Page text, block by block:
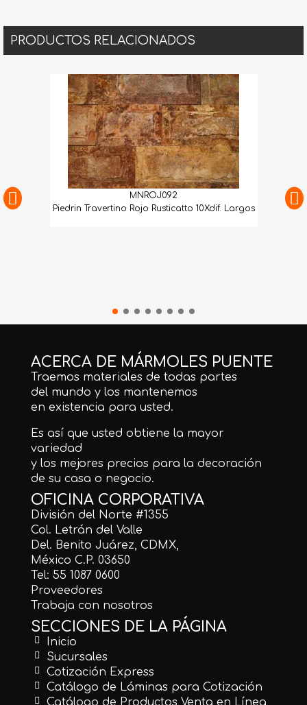
PRODUCTOS RELACIONADOS
MNROJ092
Piedrin Travertino Rojo Rusticatto 10Xdif. Largos
ACERCA DE MÁRMOLES PUENTE
Traemos materiales de todas partes
del mundo y los mantenemos
en existencia para usted.
Es así que usted obtiene la mayor
variedad
y los mejores precios para la decoración
de su casa o negocio.
OFICINA CORPORATIVA
División del Norte #1355
Col. Letrán del Valle
Del. Benito Juárez, CDMX,
México C.P. 03650
Tel: 55 1087 0600
Proveedores
Trabaja con nosotros
SECCIONES DE LA PÁGINA
Inicio
Sucursales
Cotización Express
Catálogo de Láminas para Cotización
Catálogo de Productos Venta en Línea